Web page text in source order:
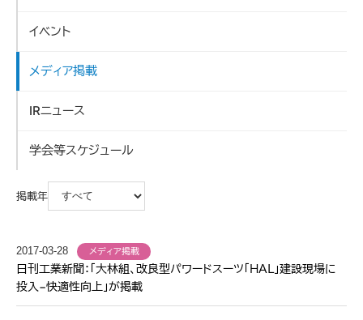
イベント
メディア掲載
IRニュース
学会等スケジュール
掲載年
2017-03-28 メディア掲載
日刊工業新聞：「大林組、改良型パワードスーツ「ＨＡＬ」建設現場に
投入−快適性向上」が掲載